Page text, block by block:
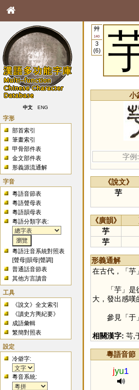
中文 ENG
字形
部首索引
筆畫索引
甲骨部件表
金文部件表
形義源流通解
字音
粵語音節表
粵語聲母表
粵語韻母表
粵語分類字表:
粵語注音系統對照表
[聲母 |韻母 |聲調]
普通話音節表
其他方言讀音
工具
《說文》全文索引
《讀史方輿紀要》
成語彙輯
繁簡對照表
設定
冷僻字:
粵音系統:
艸
140
3
(6)
小
字例:
《說文》
芋
《廣韻》
芋
芋
形義通解
在古代，「芋
「芋」是
大，發出感嘆
參見「于
相關漢字: 芌,
粵語音節
jyu1